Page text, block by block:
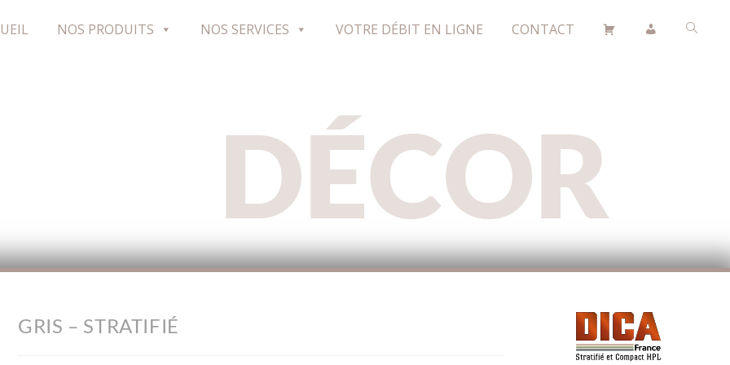
NOS PRODUITS NOS SERVICES VOTRE DÉBIT EN LIGNE CONTACT
DÉCOR
GRIS – STRATIFIÉ